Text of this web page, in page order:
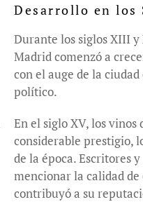
Desarrollo en los
Durante los siglos XIII
Madrid comenzó a
con el auge de la
político.
En el siglo XV, los
considerable prestigio,
de la época. Escritores
mencionar la calidad de
contribuyó a su